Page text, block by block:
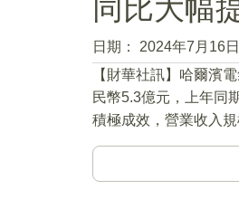
同比大幅
日期：
2024年7月16
【財華社訊】哈爾濱
民幣5.3億元，上年同
積極成效，營業收入